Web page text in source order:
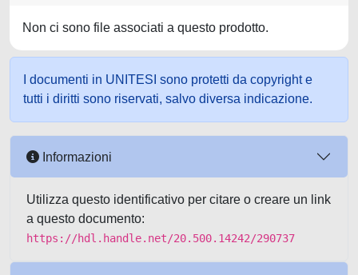
Non ci sono file associati a questo prodotto.
I documenti in UNITESI sono protetti da copyright e
tutti i diritti sono riservati, salvo diversa indicazione.
Informazioni
Utilizza questo identificativo per citare o creare un link
a questo documento:
https://hdl.handle.net/20.500.14242/290737